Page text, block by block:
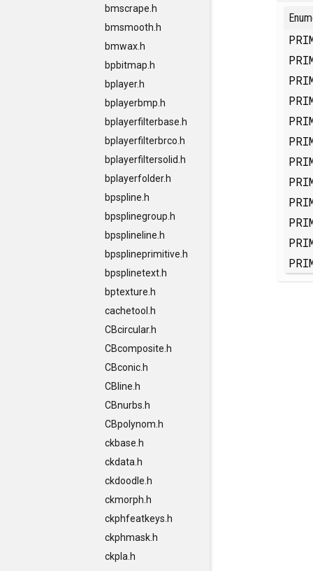
bmscrape.h
bmsmooth.h
bmwax.h
bpbitmap.h
bplayer.h
bplayerbmp.h
bplayerfilterbase.h
bplayerfilterbrco.h
bplayerfiltersolid.h
bplayerfolder.h
bpspline.h
bpsplinegroup.h
bpsplineline.h
bpsplineprimitive.h
bpsplinetext.h
bptexture.h
cachetool.h
CBcircular.h
CBcomposite.h
CBconic.h
CBline.h
CBnurbs.h
CBpolynom.h
ckbase.h
ckdata.h
ckdoodle.h
ckmorph.h
ckphfeatkeys.h
ckphmask.h
ckpla.h